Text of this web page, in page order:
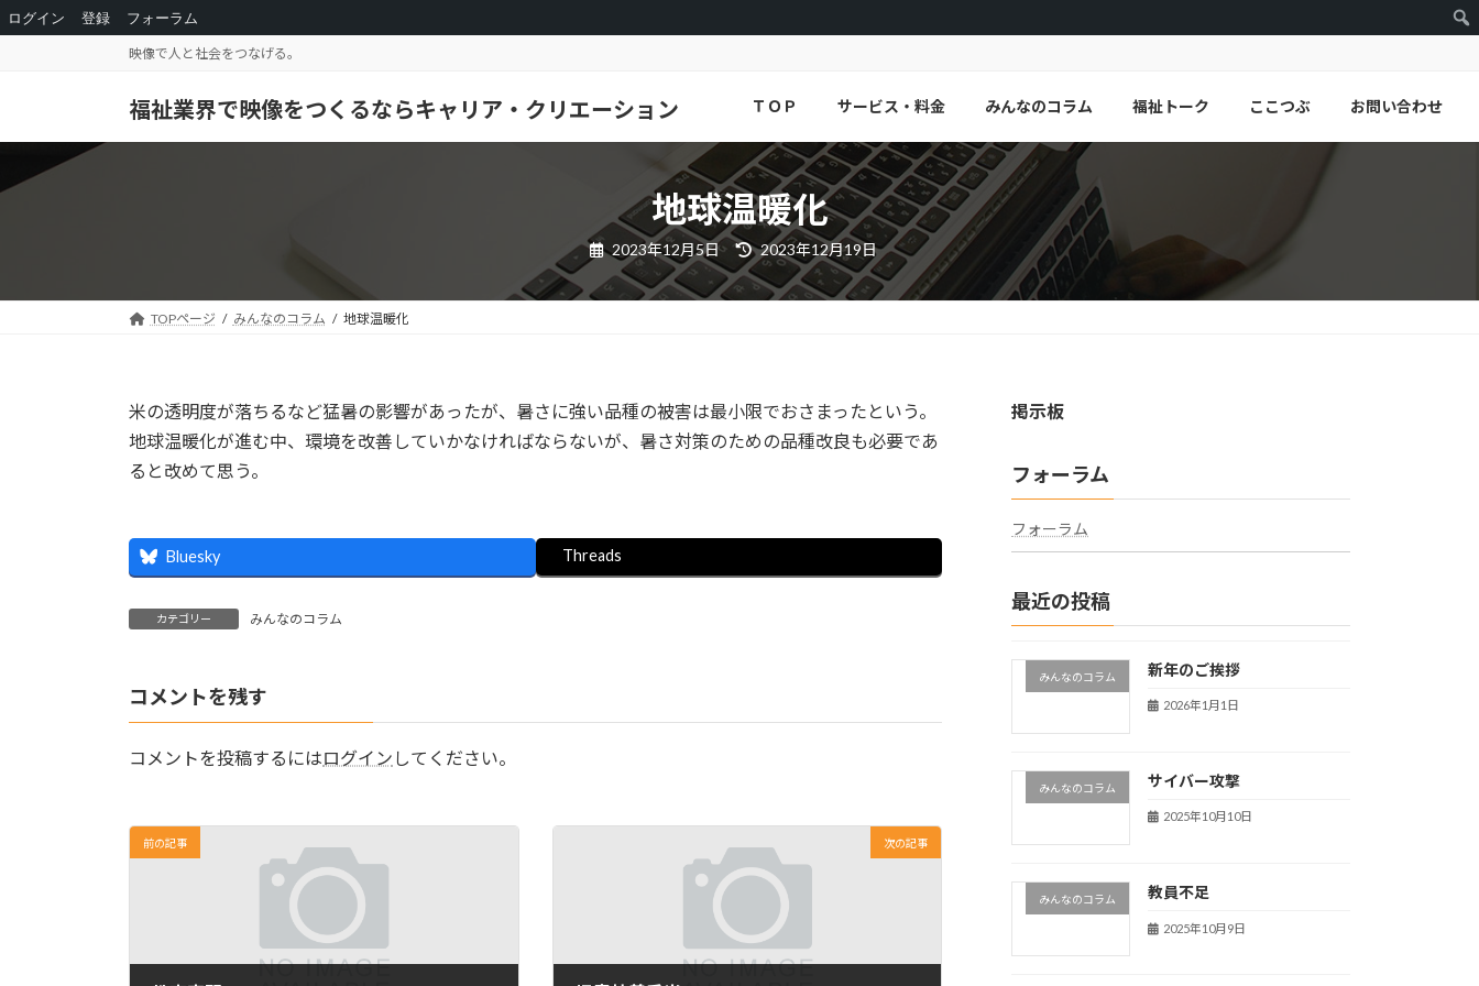
へ
ョ
ログイン 登録 フォーラム
映像で人と社会をつなげる。
福祉業界で映像をつくるならキャリア・クリエーション ＴＯＰ サービス・料金 みんなのコラム 福祉トーク ここつぶ お問い合わせ
地球温暖化
2023年12月5日
最
終
更
新
2023年12月19日
TOPページ みんなのコラム 地球温暖化
米の透明度が落ちるなど猛暑の影響があったが、暑さに強い品種の被害は最小限でおさまったという。
地球温暖化が進む中、環境を改善していかなければならないが、暑さ対策のための品種改良も必要であ
ると改めて思う。
Bluesky Threads
カテゴリー みんなのコラム
コメントを残す
コメントを投稿するにはログイン してください。
前の記事 次の記事
掲示板
フォーラム
フォーラム
最近の投稿
みんなのコラム 新年のご挨拶
2026年1月1日
みんなのコラム サイバー攻撃
2025年10月10日
みんなのコラム 教員不足
2025年10月9日